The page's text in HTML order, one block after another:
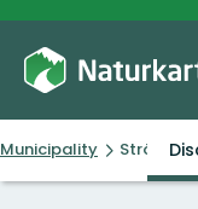
Municipality